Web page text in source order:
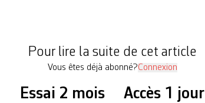
Pour lire la suite de cet article
Vous êtes déjà abonné?Connexion
Essai 2 mois Accès 1 jour